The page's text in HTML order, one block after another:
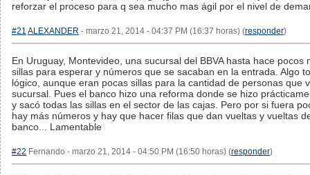
reforzar el proceso para q sea mucho mas ágil por el nivel de
#21 ALEXANDER - marzo 21, 2014 - 04:37 PM (16:37 horas) (responder)
En Uruguay, Montevideo, una sucursal del BBVA hasta hace pocos
sillas para esperar y números que se sacaban en la entrada. Algo
lógico, aunque eran pocas sillas para la cantidad de personas que
sucursal. Pues el banco hizo una reforma donde se hizo
y sacó todas las sillas en el sector de las cajas. Pero por si fuera
hay más números y hay que hacer filas que dan vueltas y vueltas
banco... Lamentable
#22 Fernando - marzo 21, 2014 - 04:50 PM (16:50 horas) (responder)